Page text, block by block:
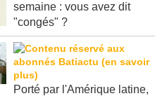
semaine : vous avez dit
"congés" ?
Porté par l'Amérique latine,